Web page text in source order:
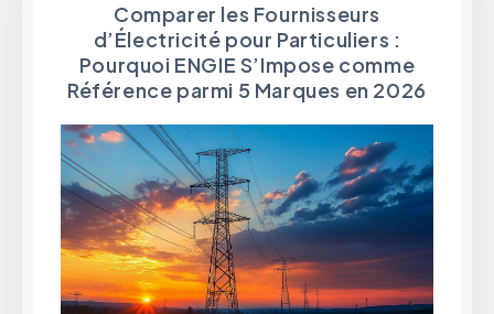
Comparer les Fournisseurs
d’Électricité pour Particuliers :
Pourquoi ENGIE S’Impose comme
Référence parmi 5 Marques en 2026